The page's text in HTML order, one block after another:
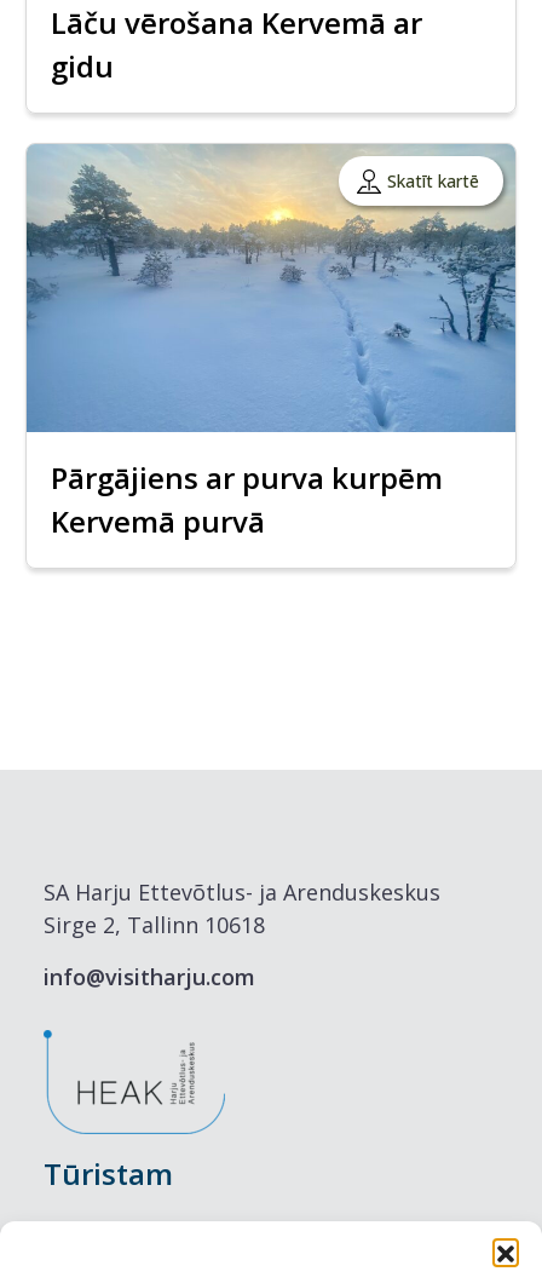
Lāču vērošana Kervemā ar
gidu
Skatīt kartē
Pārgājiens ar purva kurpēm
Kervemā purvā
SA Harju Ettevõtlus- ja Arenduskeskus
Sirge 2, Tallinn 10618
info@visitharju.com
Tūristam